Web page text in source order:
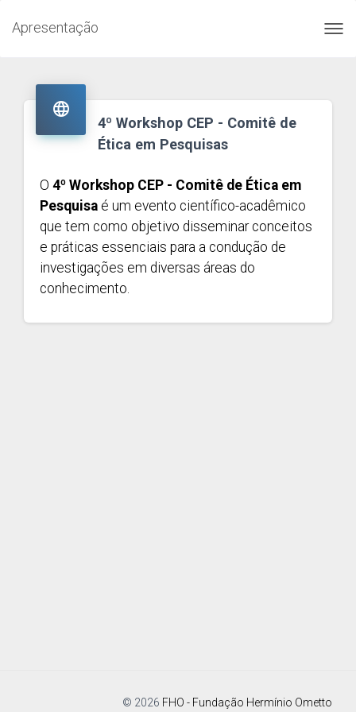
Apresentação

4º Workshop CEP - Comitê de
Ética em Pesquisas
O 4º Workshop CEP - Comitê de Ética em
Pesquisa é um evento científico-acadêmico
que tem como objetivo disseminar conceitos
e práticas essenciais para a condução de
investigações em diversas áreas do
conhecimento.
© 2026 FHO - Fundação Hermínio Ometto